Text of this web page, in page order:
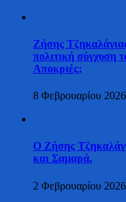
Ζήσης
πολιτική σύγχυση
Αποκριές;
8 Φεβρουαρίου 2026
Ο Ζήσης
και Σαμαρά.
2 Φεβρουαρίου 2026